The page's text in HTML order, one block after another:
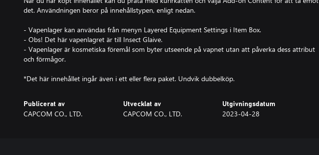
det. Användningen beror på innehållstypen, enligt nedan.
- Vapenlager kan användas från menyn Layered Equipment Settings i Item Box.
- Obs! Det här vapenlagret är till Insect Glaive.
- Vapenlager är kosmetiska föremål som byter utseende på vapnet utan att påverka dess attribut
och förmågor.
*Det här innehållet ingår även i ett eller flera paket. Undvik dubbelköp.
Publicerat av
CAPCOM CO., LTD.
Utvecklat av
CAPCOM CO., LTD.
Utgivningsdatum
2023-04-28